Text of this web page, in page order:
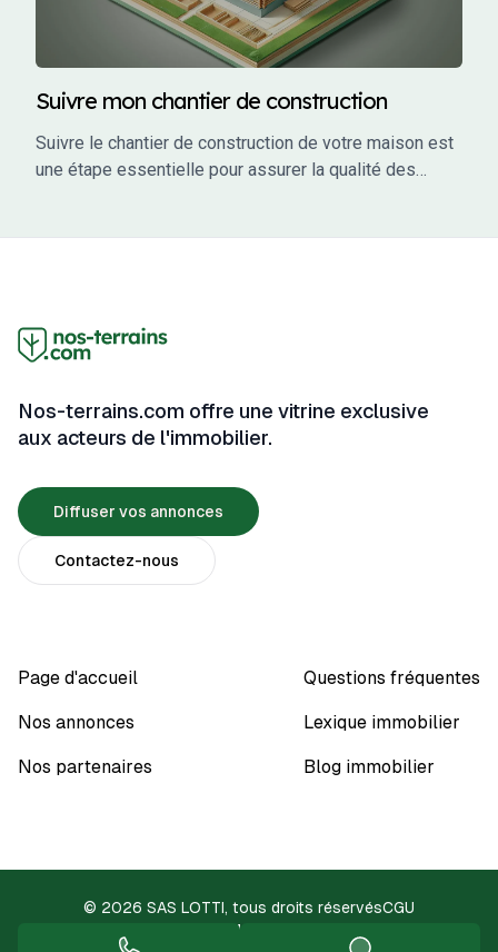
Suivre mon chantier de construction
Suivre le chantier de construction de votre maison est
une étape essentielle pour assurer la qualité des
pratiques, des outils et des informations pour garantir
que votre projet se déroule sans accroc.
Nos-terrains.com offre une vitrine exclusive
aux acteurs de l'immobilier.
Diffuser vos annonces
Contactez-nous
Page d'accueil
Nos annonces
Nos partenaires
Questions fréquentes
Lexique immobilier
Blog immobilier
© 2026 SAS LOTTI, tous droits réservésCGU
Mentions légales